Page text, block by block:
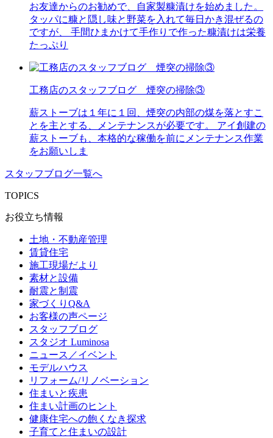
お友達からのお勧めで、自家製糠漬けを始めました。
タッパに糠と隠し味と野菜を入れて毎日かき混ぜるの
ですが、 手間ひまかけて手作りで作った糠漬けは栄養
たっぷり
工務店のスタッフブログ 煙突の掃除③
薪ストーブは１年に１回、煙突の内部の煤を落とすこ
とを主とする、メンテナンスが必要です。 アイ創建の
薪ストーブも、本格的な稼働を前にメンテナンス作業
をお願いしま
スタッフブログ一覧へ
TOPICS
お役立ち情報
土地・不動産管理
賃貸住宅
施工現場だより
素材と設備
耐震と制震
家づくりQ&A
お客様の声ページ
スタッフブログ
スタジオ Luminosa
ニュース／イベント
モデルハウス
リフォーム/リノベーション
住まいと疾患
住まい計画のヒント
健康住宅への飽くなき探求
子育てと住まいの設計